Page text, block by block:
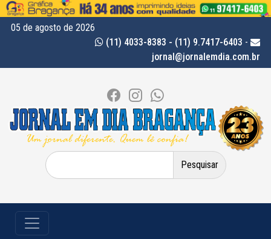
05 de agosto de 2026
(11) 4033-8383 - (11) 9.7417-6403 -
jornal@jornalemdia.com.br
Pesquisar
por: